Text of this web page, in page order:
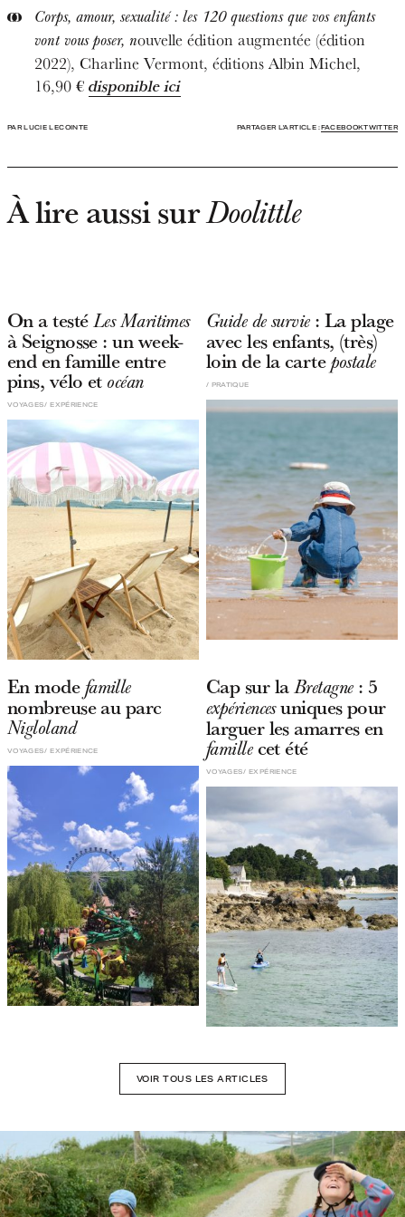
Corps, amour, sexualité : les 120 questions que vos enfants
vont vous poser, nouvelle édition augmentée (édition
2022), Charline Vermont, éditions Albin Michel,
16,90 € disponible ici
PAR LUCIE LECOINTE PARTAGER L'ARTICLE :FACEBOOKTWITTER
À lire aussi surDoolittle
On a testéLes Maritimes
à Seignosse : un week-
end en famille entre
pins, vélo et océan
EXPÉRIENCE
VOYAGES
Guide de survie: La plage
avec les enfants, (très)
loin de la cartepostale
PRATIQUE
En mode famille
nombreuse au parc
Nigloland
EXPÉRIENCE
VOYAGES
Cap sur laBretagne: 5
expériencesuniques pour
larguer les amarres en
famillecet été
EXPÉRIENCE
VOYAGES
VOIR TOUS LES ARTICLES